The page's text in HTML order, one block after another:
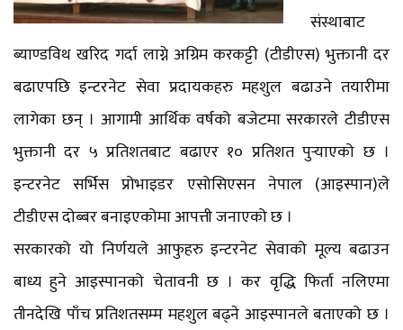
संस्थाबाट
ब्याण्डविथ खरिद गर्दा लाग्ने अग्रिम करकट्टी (टीडीएस) भुक्तानी दर
बढाएपछि इन्टरनेट सेवा प्रदायकहरु महशुल बढाउने तयारीमा
लागेका छन् । आगामी आर्थिक वर्षको बजेटमा सरकारले टीडीएस
भुक्तानी दर ५ प्रतिशतबाट बढाएर १० प्रतिशत पुर्‍याएको छ ।
इन्टरनेट सर्भिस प्रोभाइडर एसोसिएसन नेपाल (आइस्पान)ले
टीडीएस दोब्बर बनाइएकोमा आपत्ती जनाएको छ ।
सरकारको यो निर्णयले आफुहरु इन्टरनेट सेवाको मूल्य बढाउन
बाध्य हुने आइस्पानको चेतावनी छ । कर वृद्धि फिर्ता नलिएमा
तीनदेखि पाँच प्रतिशतसम्म महशुल बढ्ने आइस्पानले बताएको छ ।